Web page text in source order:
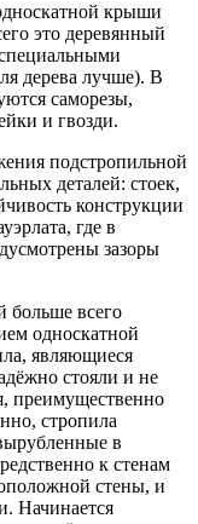
крыши
это деревянный
дерева лучше). В
саморезы,
и гвозди.
подстропильной
деталей: стоек,
конструкции
где в
зазоры
больше всего
односкатной
являющиеся
стояли и не
преимущественно
стропила
в
к стенам
стены, и
Начинается